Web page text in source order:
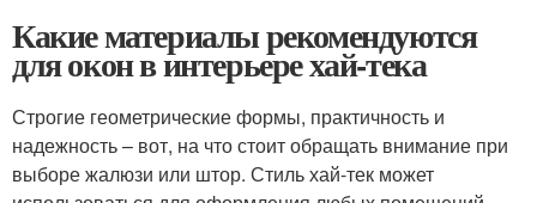
Какие материалы рекомендуются
для окон в интерьере хай-тека
Строгие геометрические формы, практичность и
надежность – вот, на что стоит обращать внимание при
выборе жалюзи или штор. Стиль хай-тек может